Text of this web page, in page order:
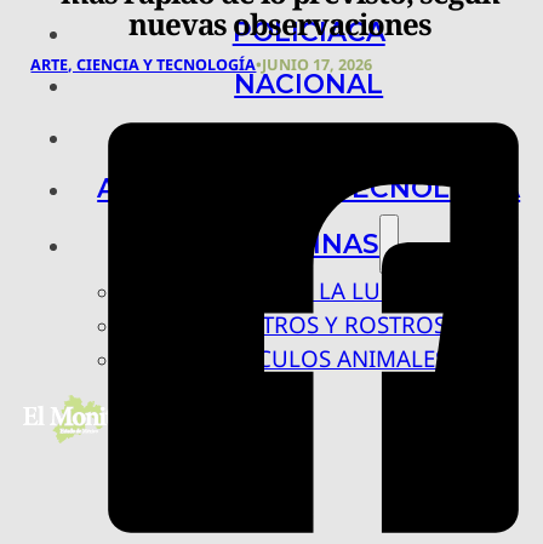
POLICIACA
NACIONAL
ARTE, CIENCIA Y TECNOLOGÍA
COLUMNAS
BAJO LA LUPA
RASTROS Y ROSTROS
VÍNCULOS ANIMALES
nuevas observaciones
ARTE, CIENCIA Y TECNOLOGÍA•JUNIO 17, 2026